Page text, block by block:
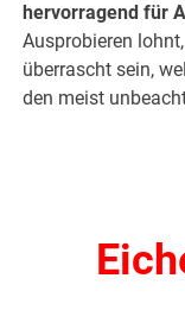
hervorragend für
Ausprobieren
überrascht sein,
den meist